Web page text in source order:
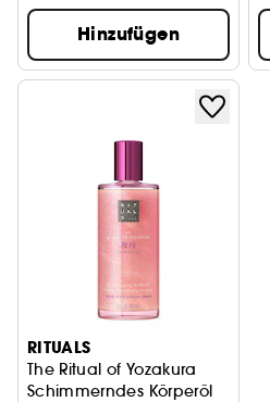
Hinzufügen
RITUALS
The Ritual of Yozakura
Schimmerndes Körperöl